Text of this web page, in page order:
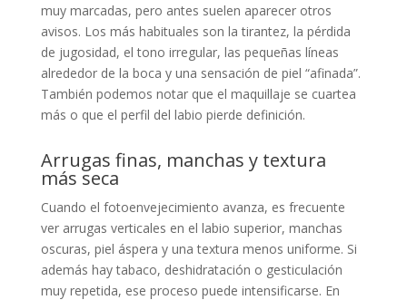
muy marcadas, pero antes suelen aparecer otros
avisos. Los más habituales son la tirantez, la pérdida
de jugosidad, el tono irregular, las pequeñas líneas
alrededor de la boca y una sensación de piel “afinada”.
También podemos notar que el maquillaje se cuartea
más o que el perfil del labio pierde definición.
Arrugas finas, manchas y textura
más seca
Cuando el fotoenvejecimiento avanza, es frecuente
ver arrugas verticales en el labio superior, manchas
oscuras, piel áspera y una textura menos uniforme. Si
además hay tabaco, deshidratación o gesticulación
muy repetida, ese proceso puede intensificarse. En